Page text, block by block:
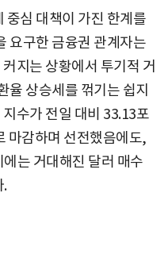
중심 대책이 가진 한계를
요구한 금융권 관계자는
지는 상황에서 투기적 거
율 상승세를 꺾기는 쉽지
수가 전일 대비 33.13포
마감하며 선전했음에도,
는 거대해진 달러 매수
.